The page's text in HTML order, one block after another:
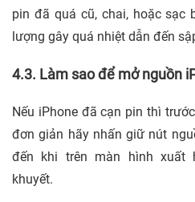
pin đã quá cũ, chai, hoặc sạc
lượng gây quá nhiệt dẫn đến
4.3. Làm sao để mở nguồn
Nếu iPhone đã cạn pin thì
đơn giản hãy nhấn giữ nút
đến khi trên màn hình xuất
khuyết.